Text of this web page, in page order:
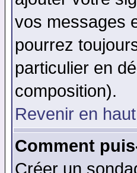
vos messages
pourrez
particulier en
composition).
Revenir en haut
Comment
Créer un